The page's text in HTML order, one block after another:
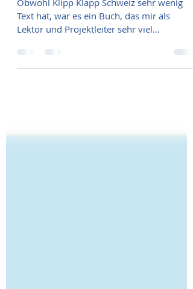
Lektorat: "Klipp Klapp Schweiz"
Obwohl Klipp Klapp Schweiz sehr wenig
Text hat, war es ein Buch, das mir als
Kopfzerbrechen bereitete.